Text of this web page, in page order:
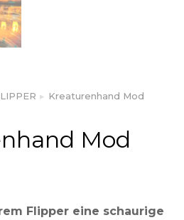
Kreaturenhand Mod
Mod
Flipper eine schaurige